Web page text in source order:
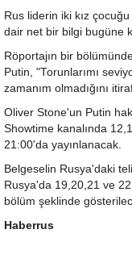
Rus liderin iki kız
dair net bir bilgi bugüne
Röportajın bir
Putin, "Torunlarımı
zamanım olmadığını
Oliver Stone'un Putin
Showtime kanalında
21:00'da yayınlanacak.
Belgeselin Rusya'daki
Rusya'da 19,20,21 ve
bölüm şeklinde
Haberrus